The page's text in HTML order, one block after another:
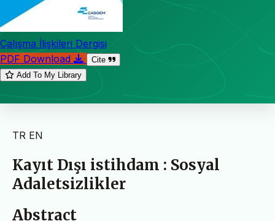
Çalışma İlişkileri Dergisi
PDF Download
Cite
Add To My Library
TR EN
Kayıt Dışı istihdam : Sosyal
Adaletsizlikler
Abstract